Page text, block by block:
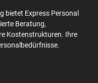
bietet Express Personal
Beratung,
Kostenstrukturen. Ihre